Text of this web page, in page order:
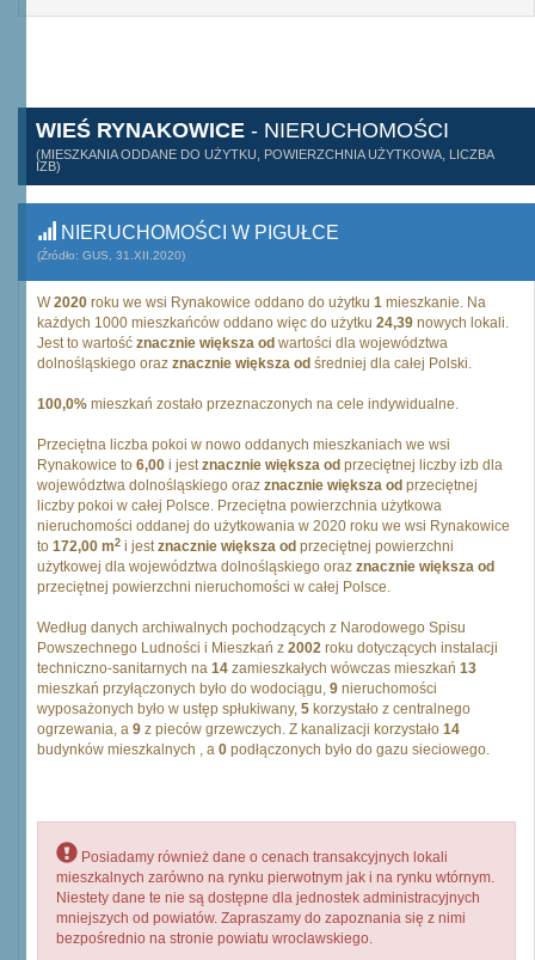
WIEŚ RYNAKOWICE - NIERUCHOMOŚCI
(MIESZKANIA ODDANE DO UŻYTKU, POWIERZCHNIA UŻYTKOWA, LICZBA
IZB)
NIERUCHOMOŚCI W PIGUŁCE
(Źródło: GUS, 31.XII.2020)
W2020 roku we wsi Rynakowice oddano do użytku 1 mieszkanie. Na
każdych 1000 mieszkańców oddano więc do użytku 24,39 nowych lokali.
Jest to wartość znacznie większa od wartości dla województwa
dolnośląskiego oraz znacznie większa od średniej dla całej Polski.
100,0% mieszkań zostało przeznaczonych na cele indywidualne.
Przeciętna liczba pokoi w nowo oddanych mieszkaniach we wsi
Rynakowice to 6,00 i jestznacznie większa od przeciętnej liczby izb dla
województwa dolnośląskiego oraz znacznie większa od przeciętnej
liczby pokoi w całej Polsce. Przeciętna powierzchnia użytkowa
nieruchomości oddanej do użytkowania w 2020 roku we wsi Rynakowice
to 172,00 m2 i jestznacznie większa od przeciętnej powierzchni
użytkowej dla województwa dolnośląskiego oraz znacznie większa od
przeciętnej powierzchni nieruchomości w całej Polsce.
Według danych archiwalnych pochodzących z Narodowego Spisu
Powszechnego Ludności i Mieszkań z 2002 roku dotyczących instalacji
techniczno-sanitarnych na 14 zamieszkałych wówczas mieszkań 13
mieszkań przyłączonych było do wodociągu, 9 nieruchomości
wyposażonych było w ustęp spłukiwany, 5 korzystało z centralnego
ogrzewania, a 9 z pieców grzewczych. Z kanalizacji korzystało 14
budynków mieszkalnych , a 0 podłączonych było do gazu sieciowego.
Posiadamy również dane o cenach transakcyjnych lokali
mieszkalnych zarówno na rynku pierwotnym jak i na rynku wtórnym.
Niestety dane te nie są dostępne dla jednostek administracyjnych
mniejszych od powiatów. Zapraszamy do zapoznania się z nimi
bezpośrednio na stronie powiatu wrocławskiego.